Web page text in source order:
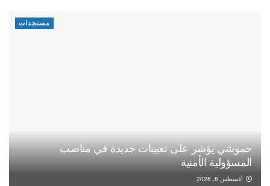
مستجدات
حموشي يؤشر على تعيينات جديدة في مناصب
المسؤولية الأمنية
أغسطس 8, 2026